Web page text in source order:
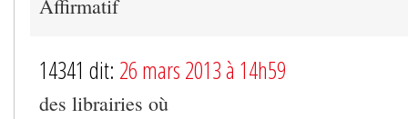
Affirmatif
14341 dit: 26 mars 2013 à 14h59
des librairies où